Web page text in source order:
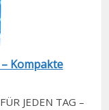
Kompakte
JEDEN TAG –